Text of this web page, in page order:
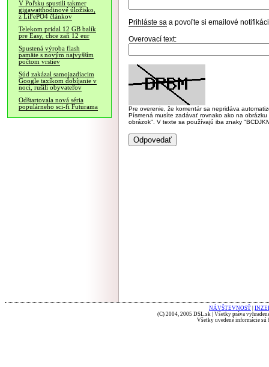
V Poľsku spustili takmer
gigawatthodinové úložisko,
z LiFePO4 článkov
Telekom pridal 12 GB balík
pre Easy, chce zaň 12 eur
Spustená výroba flash
pamäte s novým najvyšším
počtom vrstiev
Súd zakázal samojazdiacim
Google taxíkom dobíjanie v
noci, rušili obyvateľov
Odštartovala nová séria
populárneho sci-fi Futurama
Prihláste sa a povoľte si emailové
Overovací text:
Pre overenie, že komentár sa nepridáva
Písmená musíte zadávať rovnako ako na
obrázok". V texte sa používajú iba znaky
NÁVŠTEVNOSŤ
(C) 2004, 2005 DSL.sk | Všetky práva
Všetky uvedené informácie sú